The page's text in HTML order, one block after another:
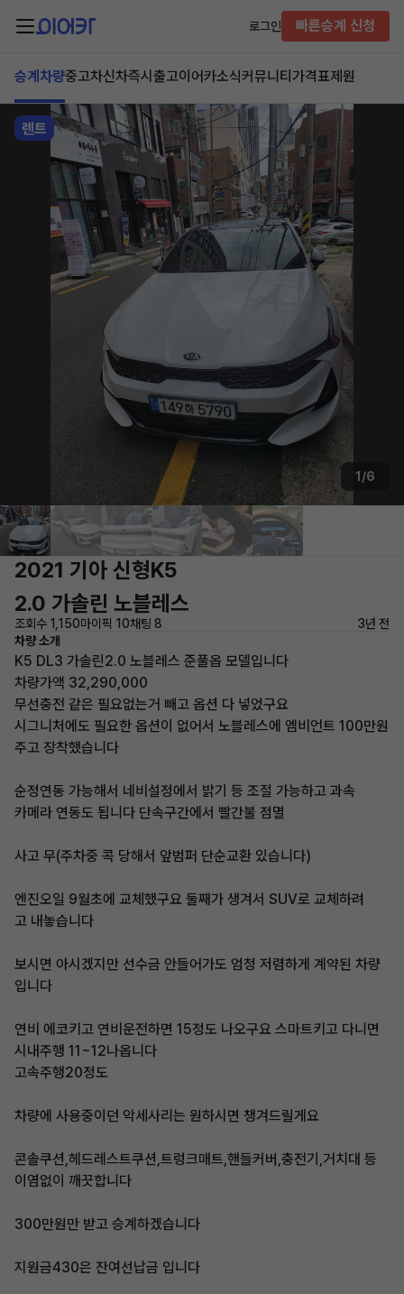
로그인 빠른승계 신청
승계차량중고차신차즉시출고이어카소식커뮤니티 가격표제원
렌트
1/6
2021 기아 신형K5
2.0 가솔린 노블레스
조회수 1,150마이픽 10채팅 8
3년 전
차량 소개
K5 DL3 가솔린2.0 노블레스 준풀옵 모델입니다
차량가액 32,290,000
무선충전 같은 필요없는거 빼고 옵션 다 넣었구요
시그니처에도 필요한 옵션이 없어서 노블레스에 엠비언트 100만원
주고 장착했습니다
순정연동 가능해서 네비설정에서 밝기 등 조절 가능하고 과속
카메라 연동도 됩니다 단속구간에서 빨간불 점멸
사고 무(주차중 콕 당해서 앞범퍼 단순교환 있습니다)
엔진오일 9월초에 교체했구요 둘째가 생겨서 SUV로 교체하려
고 내놓습니다
보시면 아시겠지만 선수금 안들어가도 엄청 저렴하게 계약된 차량
입니다
연비 에코키고 연비운전하면 15정도 나오구요 스마트키고 다니면
시내주행 11~12나옵니다
고속주행20정도
차량에 사용중이던 악세사리는 원하시면 챙겨드릴게요
콘솔쿠션,헤드레스트쿠션,트렁크매트,핸들커버,충전기,거치대 등
이염없이 깨끗합니다
300만원만 받고 승계하겠습니다
지원금430은 잔여선납금 입니다